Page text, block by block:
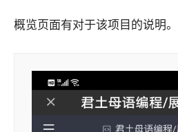
概览页面有对于该项目的说明。